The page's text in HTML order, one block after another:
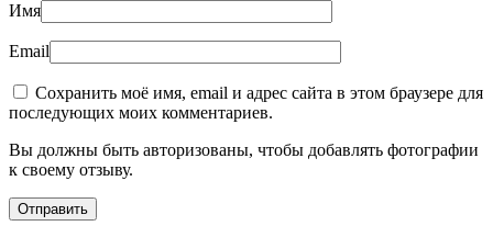
Имя
Email
Сохранить моё имя, email и адрес сайта в этом браузере для
последующих моих комментариев.
Вы должны быть авторизованы, чтобы добавлять фотографии
к своему отзыву.